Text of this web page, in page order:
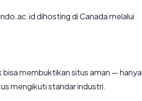
dihosting di Canada melalui
membuktikan situs aman — hanya
mengikuti standar industri.